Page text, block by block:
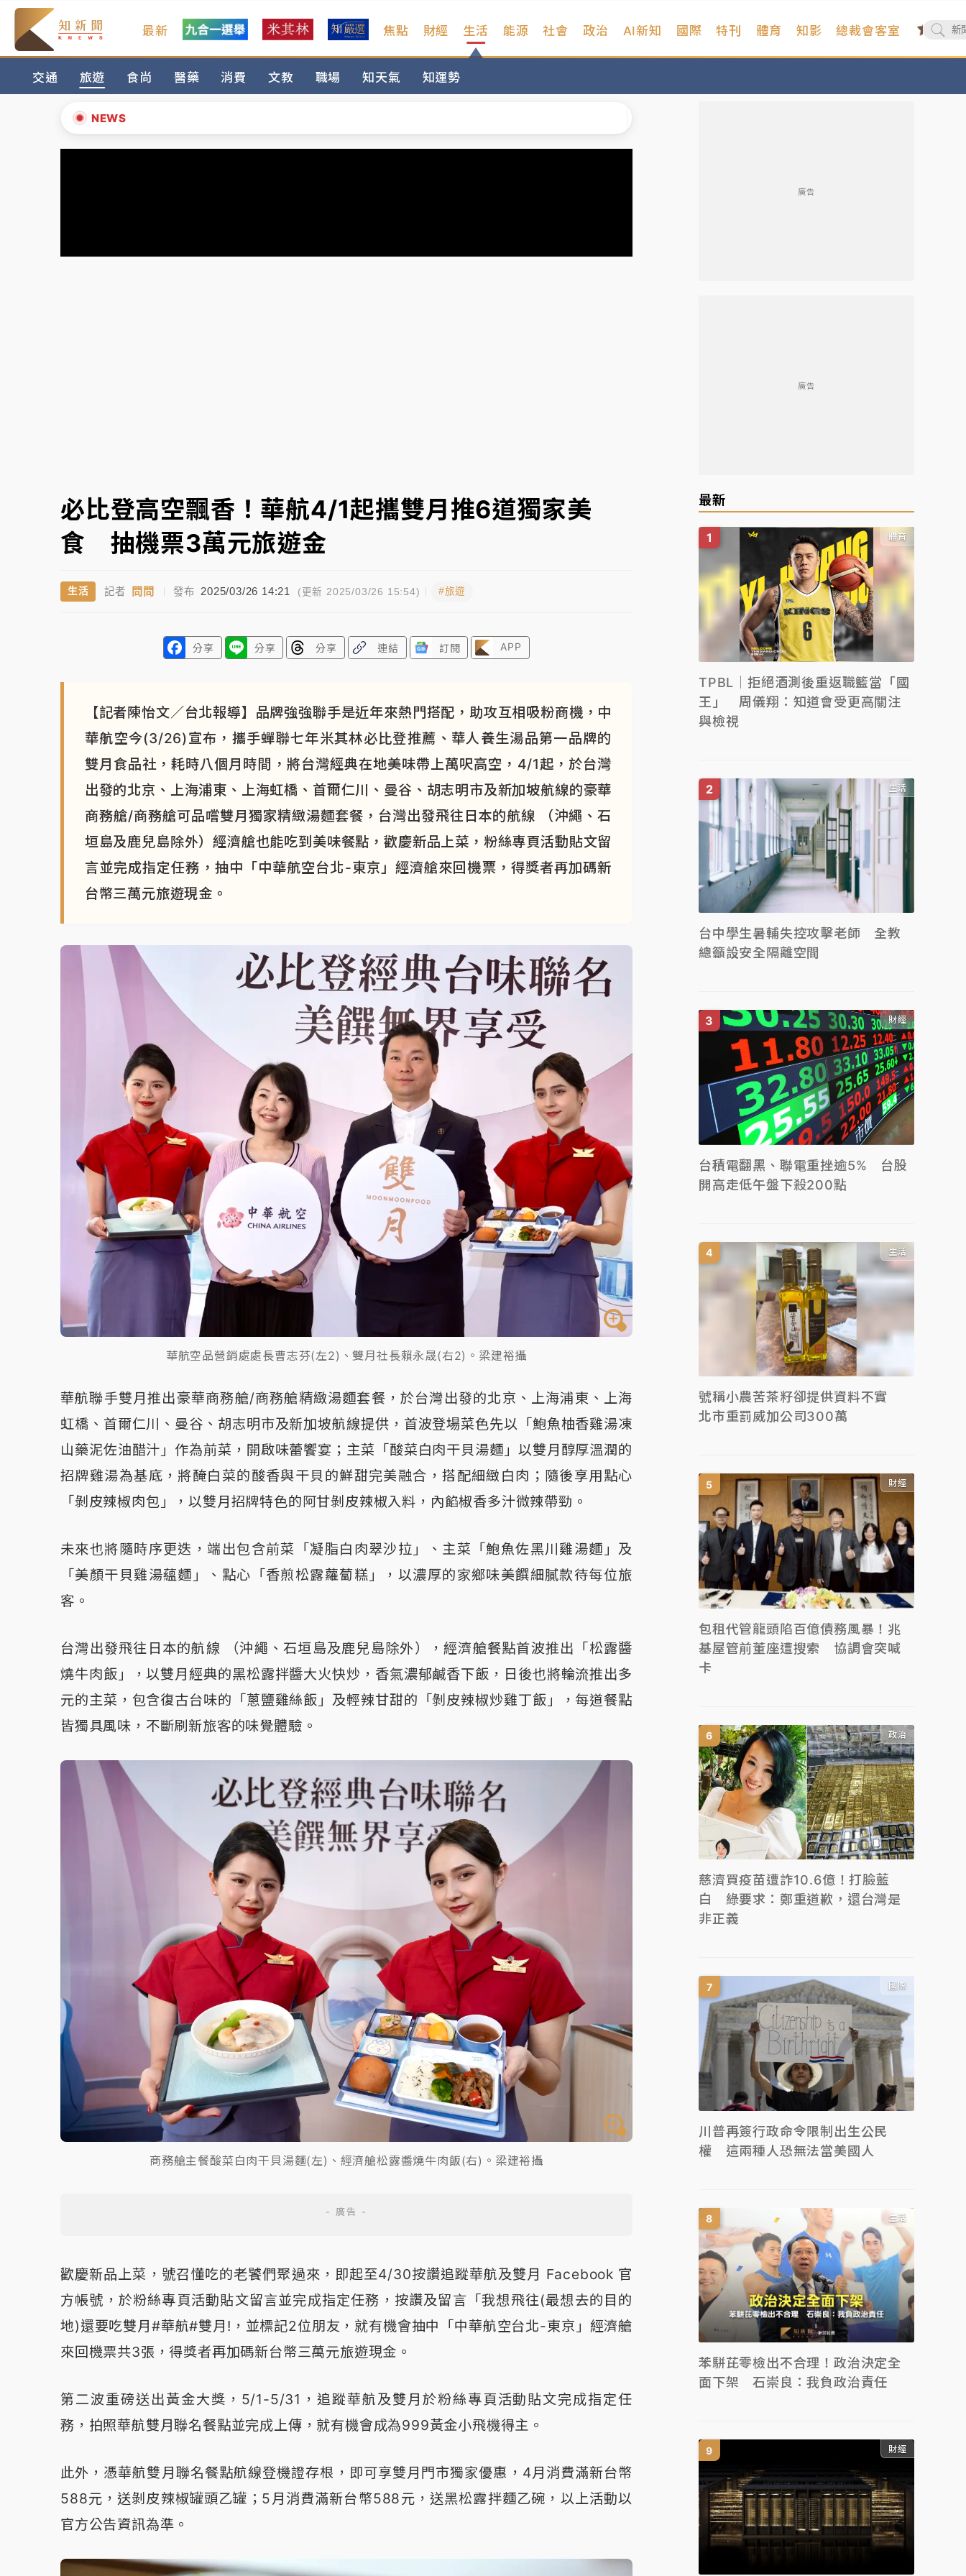
最新 焦點 財經 生活
交通 旅遊 食尚 醫藥 消費 文教 職場 知天氣 知運勢
能源 社會 政治 AI新知 國際 特刊 體育 知影 總裁會客室
NEWS
暑假過三周才推「E宿新北打卡趣」！抽獎程序複雜 觀旅局回應了
中信慈善基金會想增加董事人數！辜仲諒向法院聲請遭駁 理由曝光
故宮《龍藏經》特展第2檔！今線上預約開賣一度塞車 周六起展出延長至晚上7時
必比登高空飄香！華航4/1起攜雙月推6道獨家美
食 抽機票3萬元旅遊金
生活 記者 問問 發布 2025/03/26 14:21 (更新 2025/03/26 15:54) #旅遊
分享 分享 分享 連結 訂閱 APP
【記者陳怡文／台北報導】品牌強強聯手是近年來熱門搭配，助攻互相吸粉商機，中
華航空今(3/26)宣布，攜手蟬聯七年米其林必比登推薦、華人養生湯品第一品牌的
雙月食品社，耗時八個月時間，將台灣經典在地美味帶上萬呎高空，4/1起，於台灣
出發的北京、上海浦東、上海虹橋、首爾仁川、曼谷、胡志明市及新加坡航線的豪華
商務艙/商務艙可品嚐雙月獨家精緻湯麵套餐，台灣出發飛往日本的航線 （沖繩、石
垣島及鹿兒島除外）經濟艙也能吃到美味餐點，歡慶新品上菜，粉絲專頁活動貼文留
言並完成指定任務，抽中「中華航空台北-東京」經濟艙來回機票，得獎者再加碼新
台幣三萬元旅遊現金。
華航空品營銷處處長曹志芬(左2)、雙月社長賴永晟(右2)。梁建裕攝
華航聯手雙月推出豪華商務艙/商務艙精緻湯麵套餐，於台灣出發的北京、上海浦東、上海
虹橋、首爾仁川、曼谷、胡志明市及新加坡航線提供，首波登場菜色先以「鮑魚柚香雞湯凍
山藥泥佐油醋汁」作為前菜，開啟味蕾饗宴；主菜「酸菜白肉干貝湯麵」以雙月醇厚溫潤的
招牌雞湯為基底，將醃白菜的酸香與干貝的鮮甜完美融合，搭配細緻白肉；隨後享用點心
「剝皮辣椒肉包」，以雙月招牌特色的阿甘剝皮辣椒入料，內餡椒香多汁微辣帶勁。
未來也將隨時序更迭，端出包含前菜「凝脂白肉翠沙拉」、主菜「鮑魚佐黑川雞湯麵」及
「美顏干貝雞湯蘊麵」、點心「香煎松露蘿蔔糕」，以濃厚的家鄉味美饌細膩款待每位旅
客。
台灣出發飛往日本的航線 （沖繩、石垣島及鹿兒島除外），經濟艙餐點首波推出「松露醬
燒牛肉飯」，以雙月經典的黑松露拌醬大火快炒，香氣濃郁鹹香下飯，日後也將輪流推出多
元的主菜，包含復古台味的「蔥鹽雞絲飯」及輕辣甘甜的「剝皮辣椒炒雞丁飯」，每道餐點
皆獨具風味，不斷刷新旅客的味覺體驗。
商務艙主餐酸菜白肉干貝湯麵(左)、經濟艙松露醬燒牛肉飯(右)。梁建裕攝
歡慶新品上菜，號召懂吃的老饕們聚過來，即起至4/30按讚追蹤華航及雙月 Facebook 官
方帳號，於粉絲專頁活動貼文留言並完成指定任務，按讚及留言「我想飛往(最想去的目的
地)還要吃雙月#華航#雙月!，並標記2位朋友，就有機會抽中「中華航空台北-東京」經濟艙
來回機票共3張，得獎者再加碼新台幣三萬元旅遊現金。
第二波重磅送出黃金大獎，5/1-5/31，追蹤華航及雙月於粉絲專頁活動貼文完成指定任
務，拍照華航雙月聯名餐點並完成上傳，就有機會成為999黃金小飛機得主。
此外，憑華航雙月聯名餐點航線登機證存根，即可享雙月門市獨家優惠，4月消費滿新台幣
588元，送剝皮辣椒罐頭乙罐；5月消費滿新台幣588元，送黑松露拌麵乙碗，以上活動以
官方公告資訊為準。
廣告
廣告
最新
體育
TPBL｜拒絕酒測後重返職籃當「國
王」 周儀翔：知道會受更高關注
與檢視
生活
台中學生暑輔失控攻擊老師 全教
總籲設安全隔離空間
財經
台積電翻黑、聯電重挫逾5% 台股
開高走低午盤下殺200點
生活
號稱小農苦茶籽卻提供資料不實
北市重罰威加公司300萬
財經
包租代管龍頭陷百億債務風暴！兆
基屋管前董座遭搜索 協調會突喊
卡
政治
慈濟買疫苗遭詐10.6億！打臉藍
白 綠要求：鄭重道歉，還台灣是
非正義
國際
川普再簽行政命令限制出生公民
權 這兩種人恐無法當美國人
生活
苯駢芘零檢出不合理！政治決定全
面下架 石崇良：我負政治責任
財經